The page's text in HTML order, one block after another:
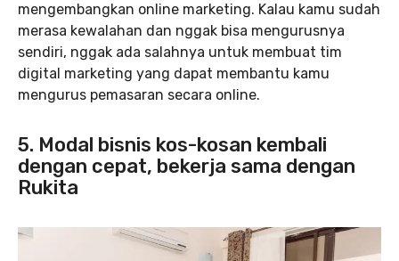
mengembangkan online marketing. Kalau kamu sudah
merasa kewalahan dan nggak bisa mengurusnya
sendiri, nggak ada salahnya untuk membuat tim
digital marketing yang dapat membantu kamu
mengurus pemasaran secara online.
5. Modal bisnis kos-kosan kembali
dengan cepat, bekerja sama dengan
Rukita